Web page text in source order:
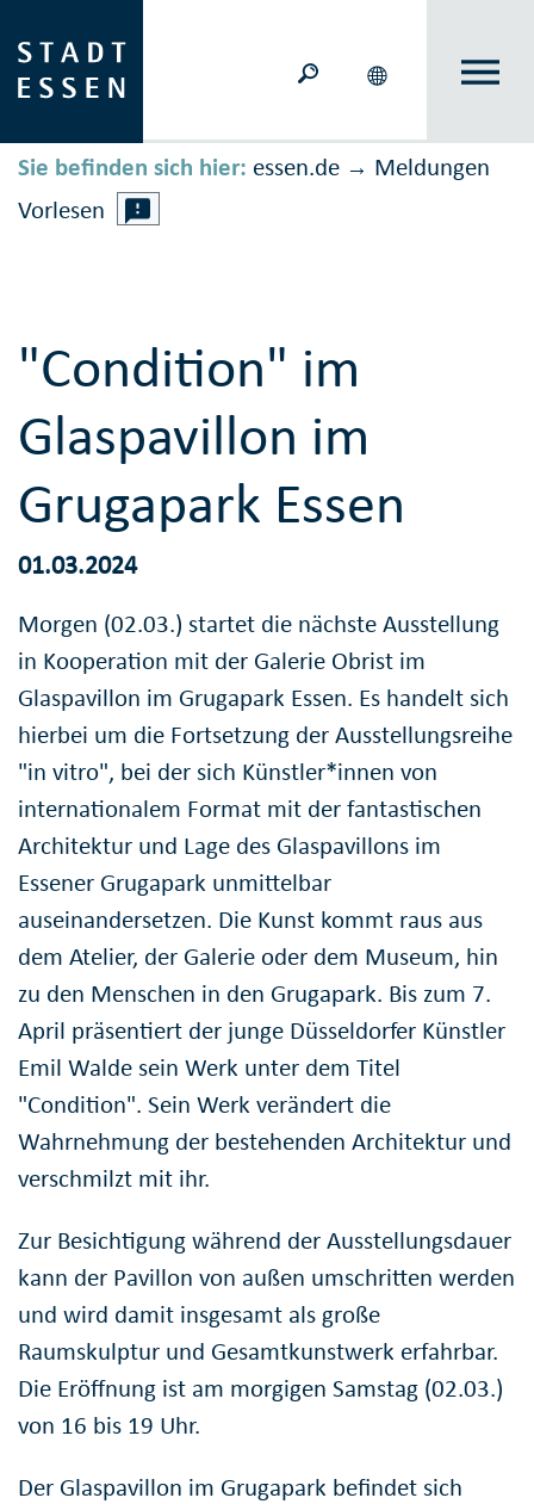
Sie befinden sich hier: essen.de → Meldungen
Vorlesen
"Condition" im
Glaspavillon im
Grugapark Essen
01.03.2024
Morgen (02.03.) startet die nächste Ausstellung
in Kooperation mit der Galerie Obrist im
Glaspavillon im Grugapark Essen. Es handelt sich
hierbei um die Fortsetzung der Ausstellungsreihe
"in vitro", bei der sich Künstler*innen von
internationalem Format mit der fantastischen
Architektur und Lage des Glaspavillons im
Essener Grugapark unmittelbar
auseinandersetzen. Die Kunst kommt raus aus
dem Atelier, der Galerie oder dem Museum, hin
zu den Menschen in den Grugapark. Bis zum 7.
April präsentiert der junge Düsseldorfer Künstler
Emil Walde sein Werk unter dem Titel
"Condition". Sein Werk verändert die
Wahrnehmung der bestehenden Architektur und
verschmilzt mit ihr.
Zur Besichtigung während der Ausstellungsdauer
kann der Pavillon von außen umschritten werden
und wird damit insgesamt als große
Raumskulptur und Gesamtkunstwerk erfahrbar.
Die Eröffnung ist am morgigen Samstag (02.03.)
von 16 bis 19 Uhr.
Der Glaspavillon im Grugapark befindet sich